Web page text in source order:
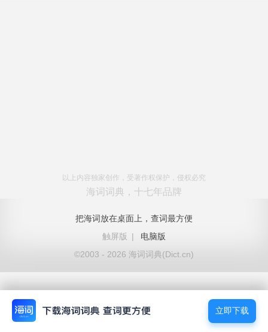
以上内容独家创作，受著作权保护，侵权必究
海词词典，十七年品牌
把海词放在桌面上，查词最方便
触屏版
|
电脑版
©2003 - 2026 海词词典(Dict.cn)
立即下载
立即下载